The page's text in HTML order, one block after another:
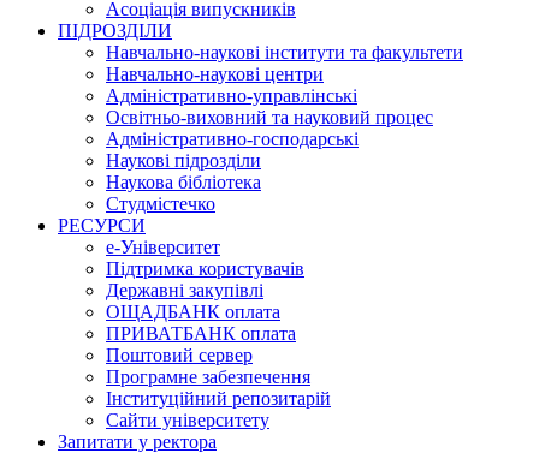
Асоціація випускників
ПІДРОЗДІЛИ
Навчально-наукові інститути та факультети
Навчально-наукові центри
Адміністративно-управлінські
Освітньо-виховний та науковий процес
Адміністративно-господарські
Наукові підрозділи
Наукова бібліотека
Студмістечко
РЕСУРСИ
е-Університет
Підтримка користувачів
Державні закупівлі
ОЩАДБАНК оплата
ПРИВАТБАНК оплата
Поштовий сервер
Програмне забезпечення
Інституційний репозитарій
Сайти університету
Запитати у ректора